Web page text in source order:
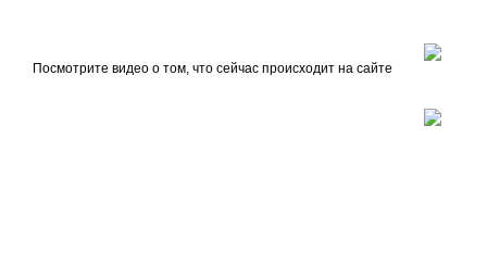
Посмотрите видео о том, что сейчас происходит на сайте